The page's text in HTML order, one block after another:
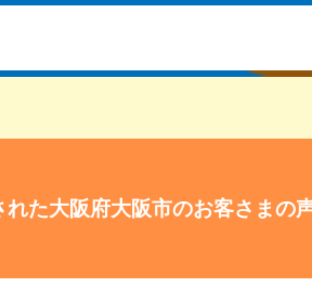
た大阪府大阪市のお客さまの